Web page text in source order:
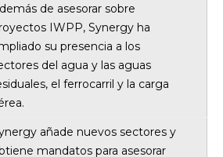
de asesorar sobre
IWPP, Synergy ha
su presencia a los
del agua y las aguas
el ferrocarril y la carga
añade nuevos sectores y
mandatos para asesorar